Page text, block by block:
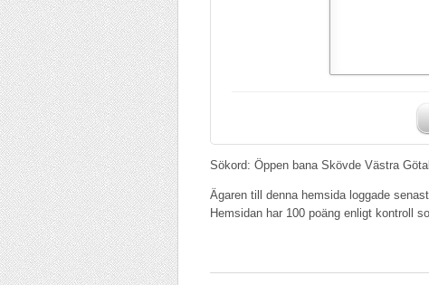
Sökord: Öppen bana Skövde Västra
Ägaren till denna hemsida loggade
Hemsidan har 100 poäng enligt kontroll